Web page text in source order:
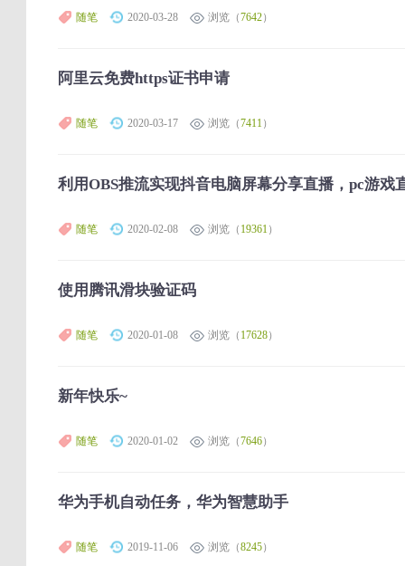
随笔 2020-03-28 浏览（7642）
阿里云免费https证书申请
随笔 2020-03-17 浏览（7411）
利用OBS推流实现抖音电脑屏幕分享直播，pc游戏
随笔 2020-02-08 浏览（ 19361）
使用腾讯滑块验证码
随笔 2020-01-08 浏览（ 17628）
新年快乐~
随笔 2020-01-02 浏览（7646）
华为手机自动任务，华为智慧助手
随笔 2019-11-06 浏览（8245）